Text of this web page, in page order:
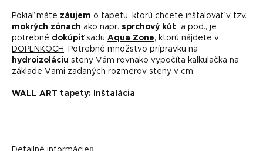
Pokiaľ máte záujem o tapetu, ktorú chcete inštalovať v tzv.
mokrých zónach ako napr. sprchový kút
a pod., je
potrebné dokúpiťsadu Aqua Zone, ktorú nájdete v
DOPLNKOCH . Potrebné množstvo prípravku na
hydroizoláciu steny Vám rovnako vypočíta kalkulačka na
základe Vami zadaných rozmerov steny v cm.
WALL ART tapety: Inštalácia